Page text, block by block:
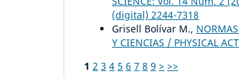
(digital) 2244-7318
Grisell Bolívar M.,
Y CIENCIAS / PHYSICAL
1 2 3 4 5 6 7 8 9 > >>